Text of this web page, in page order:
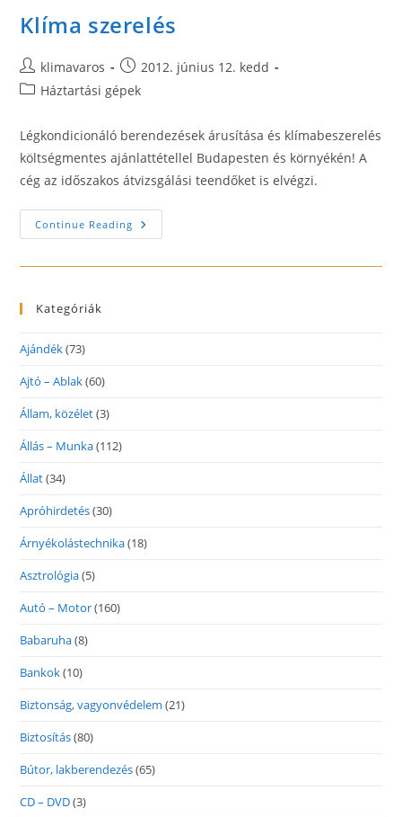
Klíma szerelés
Post
author:
klimavaros
Post
published:
2012. június 12. kedd
PostHáztartási gépek
Légkondicionáló berendezések árusítása és klímabeszerelés
költségmentes ajánlattétellel Budapesten és környékén! A
cég az időszakos átvizsgálási teendőket is elvégzi.
Continue Reading Klíma
Szerelés
Kategóriák
Ajándék(73)
Ajtó – Ablak(60)
Állam, közélet(3)
Állás – Munka(112)
Állat(34)
Apróhirdetés(30)
Árnyékolástechnika(18)
Asztrológia(5)
Autó – Motor(160)
Babaruha(8)
Bankok(10)
Biztonság, vagyonvédelem (21)
Biztosítás(80)
Bútor, lakberendezés(65)
CD – DVD(3)